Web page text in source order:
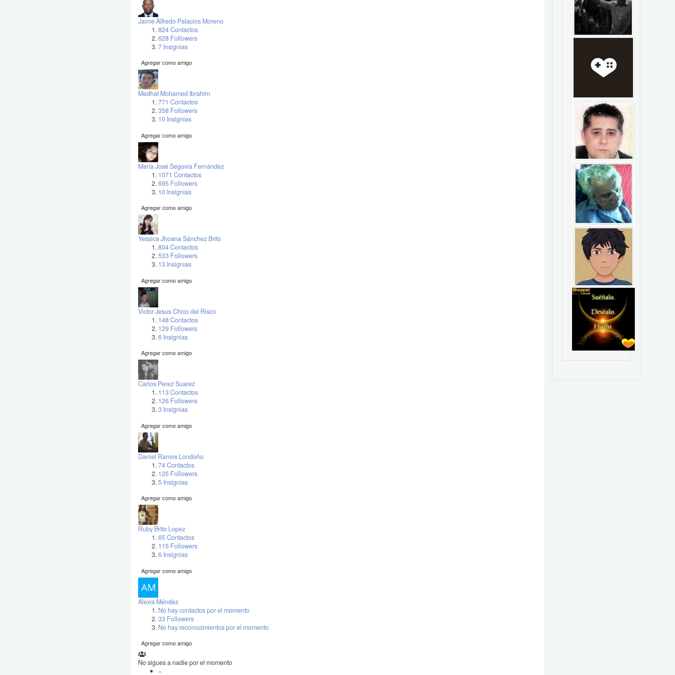
Jaime Alfredo Palacios Moreno
824 Contactos
628 Followers
7 Insignias
Agregar como amigo
Medhat Mohamed Ibrahim
771 Contactos
358 Followers
10 Insignias
Agregar como amigo
María José Segovia Fernández
1071 Contactos
695 Followers
10 Insignias
Agregar como amigo
Yessica Jhoana Sánchez Brito
804 Contactos
533 Followers
13 Insignias
Agregar como amigo
Victor Jesus Chico del Risco
148 Contactos
129 Followers
6 Insignias
Agregar como amigo
Carlos Perez Suarez
113 Contactos
126 Followers
3 Insignias
Agregar como amigo
Daniel Ramos Londoño
74 Contactos
125 Followers
5 Insignias
Agregar como amigo
Ruby Brito Lopez
65 Contactos
115 Followers
6 Insignias
Agregar como amigo
Alexis Méndez
No hay contactos por el momento
33 Followers
No hay reconocimientos por el momento
Agregar como amigo
No sigues a nadie por el momento
«